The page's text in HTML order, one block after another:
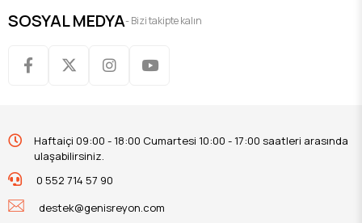
SOSYAL MEDYA- Bizi takipte kalın
Haftaiçi 09:00 - 18:00 Cumartesi 10:00 - 17:00 saatleri arasında
ulaşabilirsiniz.
0 552 714 57 90
destek@genisreyon.com